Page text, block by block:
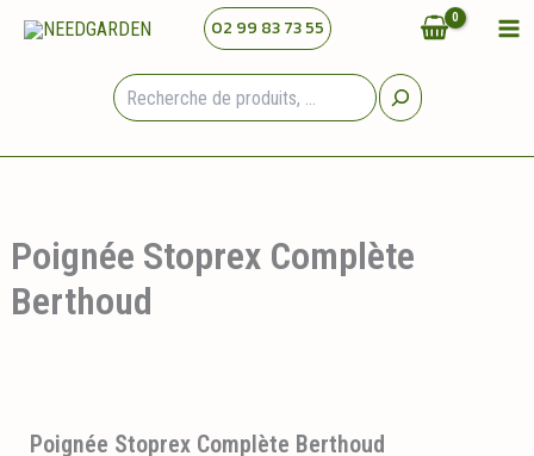
02 99 83 73 55
Poignée Stoprex Complète
Berthoud
Poignée Stoprex Complète Berthoud